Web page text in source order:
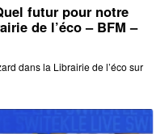
futur pour notre
de l’éco – BFM –
dans la Librairie de l’éco sur